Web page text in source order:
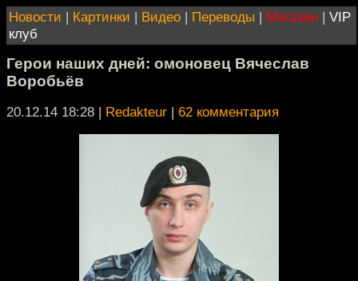
Новости | Картинки | Видео | Переводы | Магазин | VIP
клуб
Герои наших дней: омоновец Вячеслав
Воробьёв
20.12.14 18:28 | Redakteur | 62 комментария